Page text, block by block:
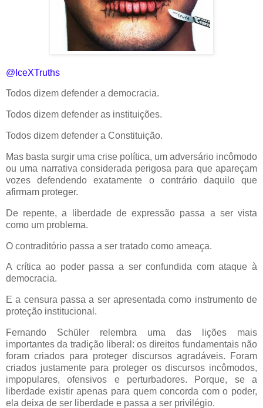
@IceXTruths
Todos dizem defender a democracia.
Todos dizem defender as instituições.
Todos dizem defender a Constituição.
Mas basta surgir uma crise política, um adversário incômodo
ou uma narrativa considerada perigosa para que apareçam
vozes defendendo exatamente o contrário daquilo que
afirmam proteger.
De repente, a liberdade de expressão passa a ser vista
como um problema.
O contraditório passa a ser tratado como ameaça.
A crítica ao poder passa a ser confundida com ataque à
democracia.
E a censura passa a ser apresentada como instrumento de
proteção institucional.
Fernando Schüler relembra uma das lições mais
importantes da tradição liberal: os direitos fundamentais não
foram criados para proteger discursos agradáveis. Foram
criados justamente para proteger os discursos incômodos,
impopulares, ofensivos e perturbadores. Porque, se a
liberdade existir apenas para quem concorda com o poder,
ela deixa de ser liberdade e passa a ser privilégio.